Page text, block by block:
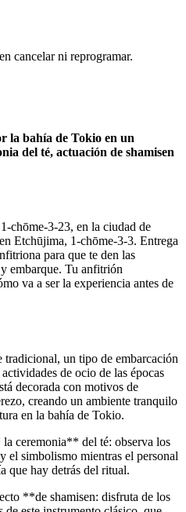
cancelar ni reprogramar.
la bahía de Tokio en un
del té, actuación de shamisen
chōme-3-23, en la ciudad de
Etchūjima, 1-chōme-3-3. Entrega
para que te den las
embarque. Tu anfitrión
va a ser la experiencia antes de
tradicional, un tipo de embarcación
de ocio de las épocas
decorada con motivos de
creando un ambiente tranquilo
en la bahía de Tokio.
ceremonia** del té: observa los
el simbolismo mientras el personal
que hay detrás del ritual.
**de shamisen: disfruta de los